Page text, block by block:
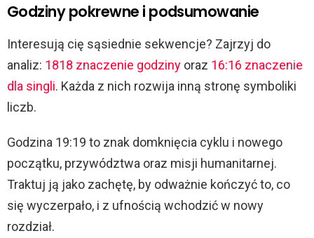
Godziny pokrewne i podsumowanie
Interesują cię sąsiednie sekwencje? Zajrzyj do
analiz: 1818 znaczenie godziny oraz 16:16 znaczenie
dla singli. Każda z nich rozwija inną stronę symboliki
liczb.
Godzina 19:19 to znak domknięcia cyklu i nowego
początku, przywództwa oraz misji humanitarnej.
Traktuj ją jako zachętę, by odważnie kończyć to, co
się wyczerpało, i z ufnością wchodzić w nowy
rozdział.